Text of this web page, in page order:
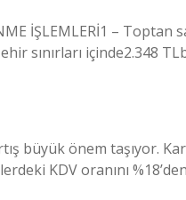
İŞLEMLERİ1 – Toptan
sınırları içinde2.348
büyük önem taşıyor.
KDV oranını %18’den